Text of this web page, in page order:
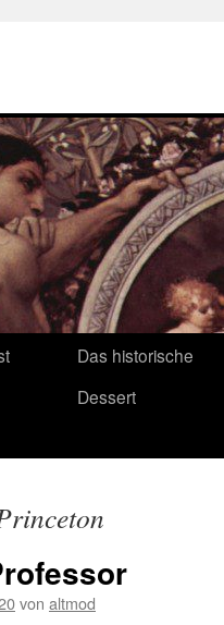
Das historische
Dessert
von altmod